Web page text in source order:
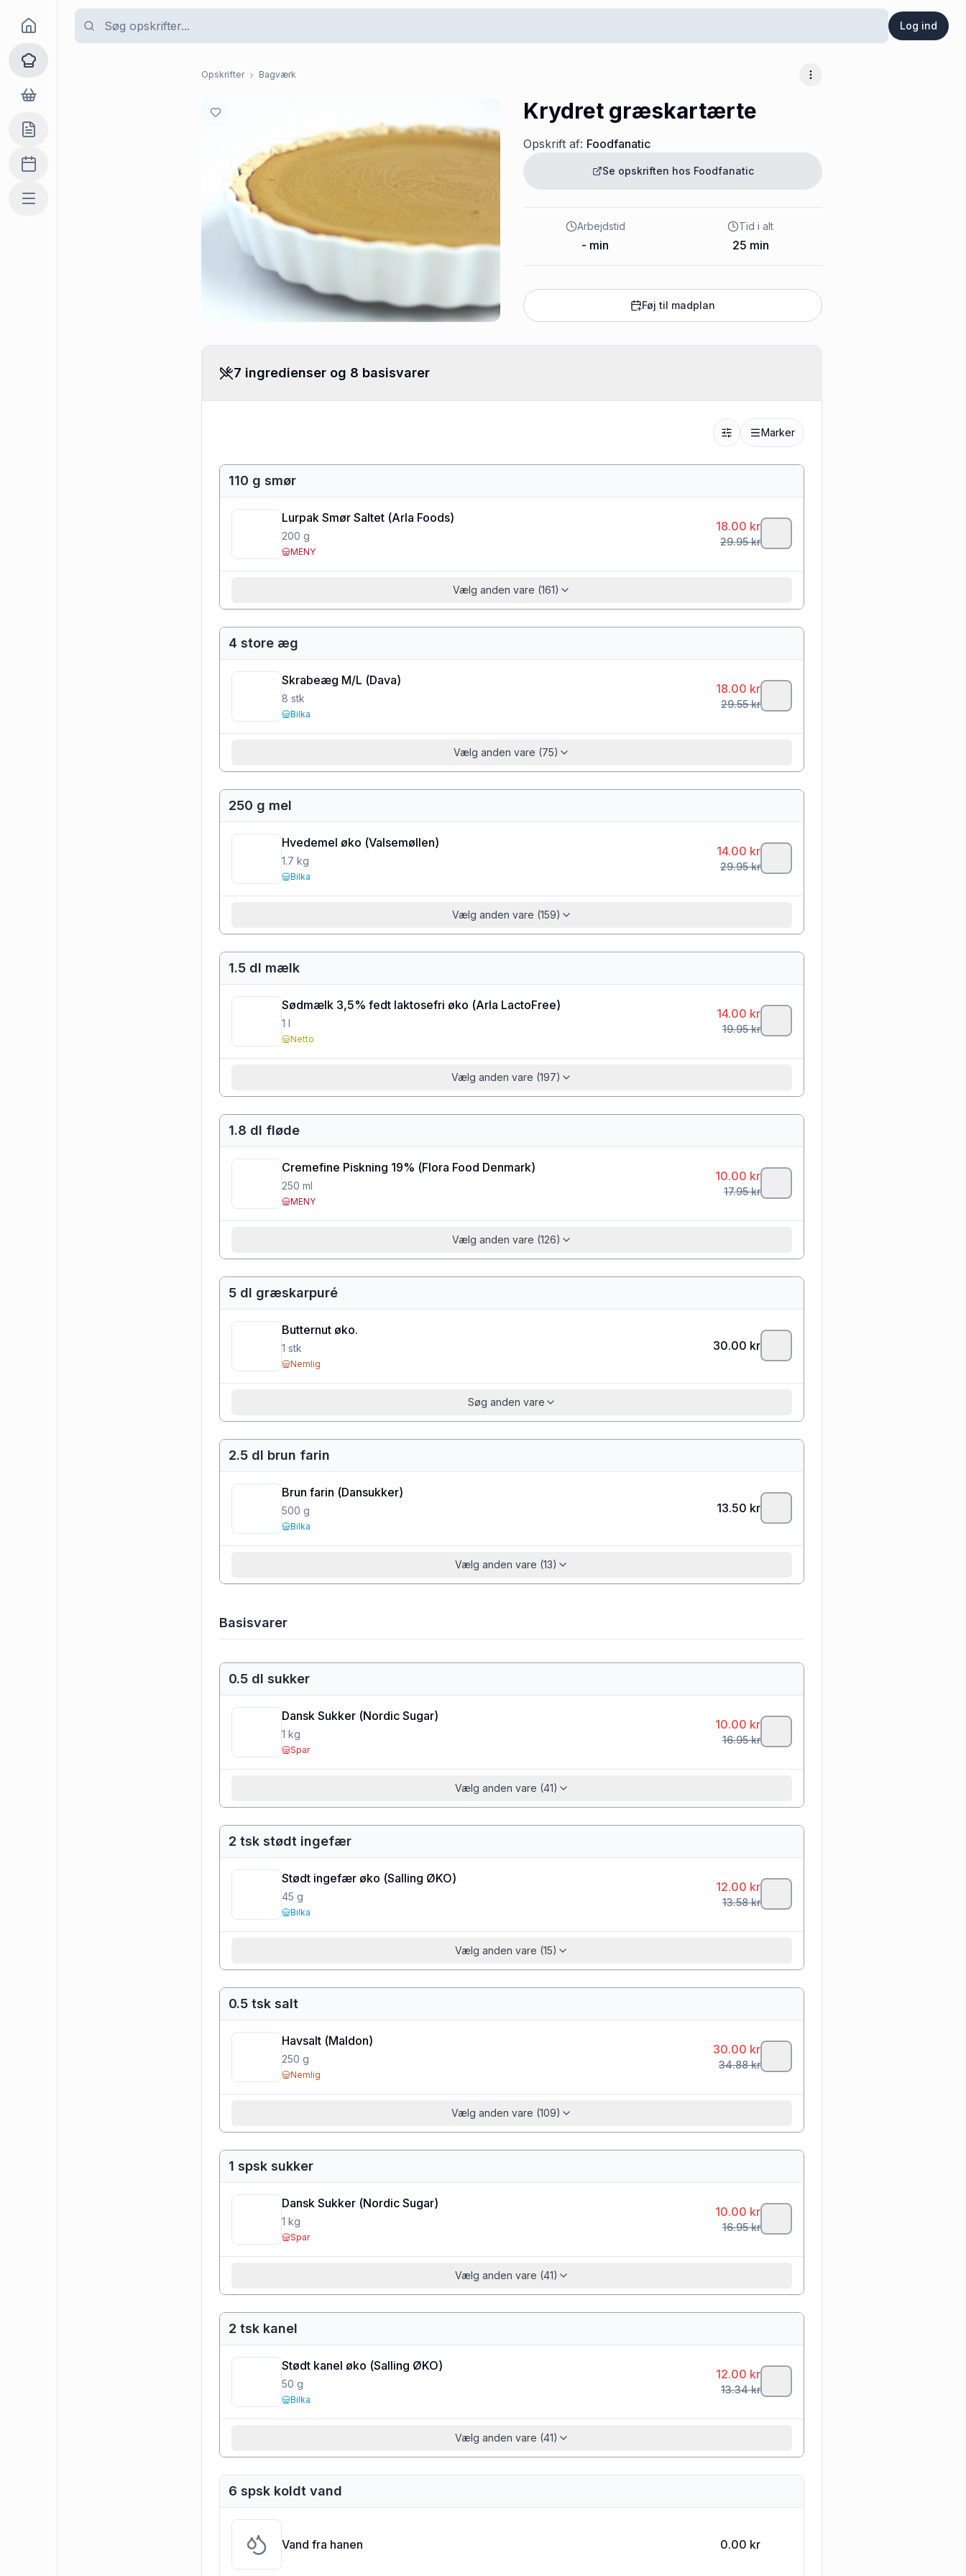
Log ind
Goma
Opskrifter
Dagligvarer
Indkøbslisten
Madplan
Mere
Opskrifter Bagværk Flere muligheder
Krydret græskartærte
Opskrift af: Foodfanatic
Se opskriften hos Foodfanatic
Arbejdstid
- min
Tid i alt
25 min
Føj til madplan
7 ingredienser og 8 basisvarer
Marker
110 g smør
Lurpak Smør Saltet (Arla Foods)
200 g
MENY
18.00 kr
29.95kr
Vælg anden vare (161)
4 store æg
Skrabeæg M/L (Dava)
8 stk
Bilka
18.00 kr
29.55kr
Vælg anden vare (75)
250 g mel
Hvedemel øko (Valsemøllen)
1.7 kg
Bilka
14.00 kr
29.95kr
Vælg anden vare (159)
1.5 dl mælk
Sødmælk 3,5% fedt laktosefri øko (Arla LactoFree)
1 l
Netto
14.00 kr
19.95kr
Vælg anden vare (197)
1.8 dl fløde
Cremefine Piskning 19% (Flora Food Denmark)
250 ml
MENY
10.00 kr
17.95kr
Vælg anden vare (126)
5 dl græskarpuré
Butternut øko.
1 stk
Nemlig
30.00 kr
Søg anden vare
2.5 dl brun farin
Brun farin (Dansukker)
500 g
Bilka
13.50 kr
Vælg anden vare (13)
Basisvarer
0.5 dl sukker
Dansk Sukker (Nordic Sugar)
1 kg
Spar
10.00 kr
16.95kr
Vælg anden vare (41)
2 tsk stødt ingefær
Stødt ingefær øko (Salling ØKO)
45 g
Bilka
12.00 kr
13.58kr
Vælg anden vare (15)
0.5 tsk salt
Havsalt (Maldon)
250 g
Nemlig
30.00 kr
34.88kr
Vælg anden vare (109)
1 spsk sukker
Dansk Sukker (Nordic Sugar)
1 kg
Spar
10.00 kr
16.95kr
Vælg anden vare (41)
2 tsk kanel
Stødt kanel øko (Salling ØKO)
50 g
Bilka
12.00 kr
13.34kr
Vælg anden vare (41)
6 spsk koldt vand
Vand fra hanen 0.00 kr